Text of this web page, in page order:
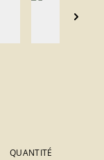
QUANTITÉ